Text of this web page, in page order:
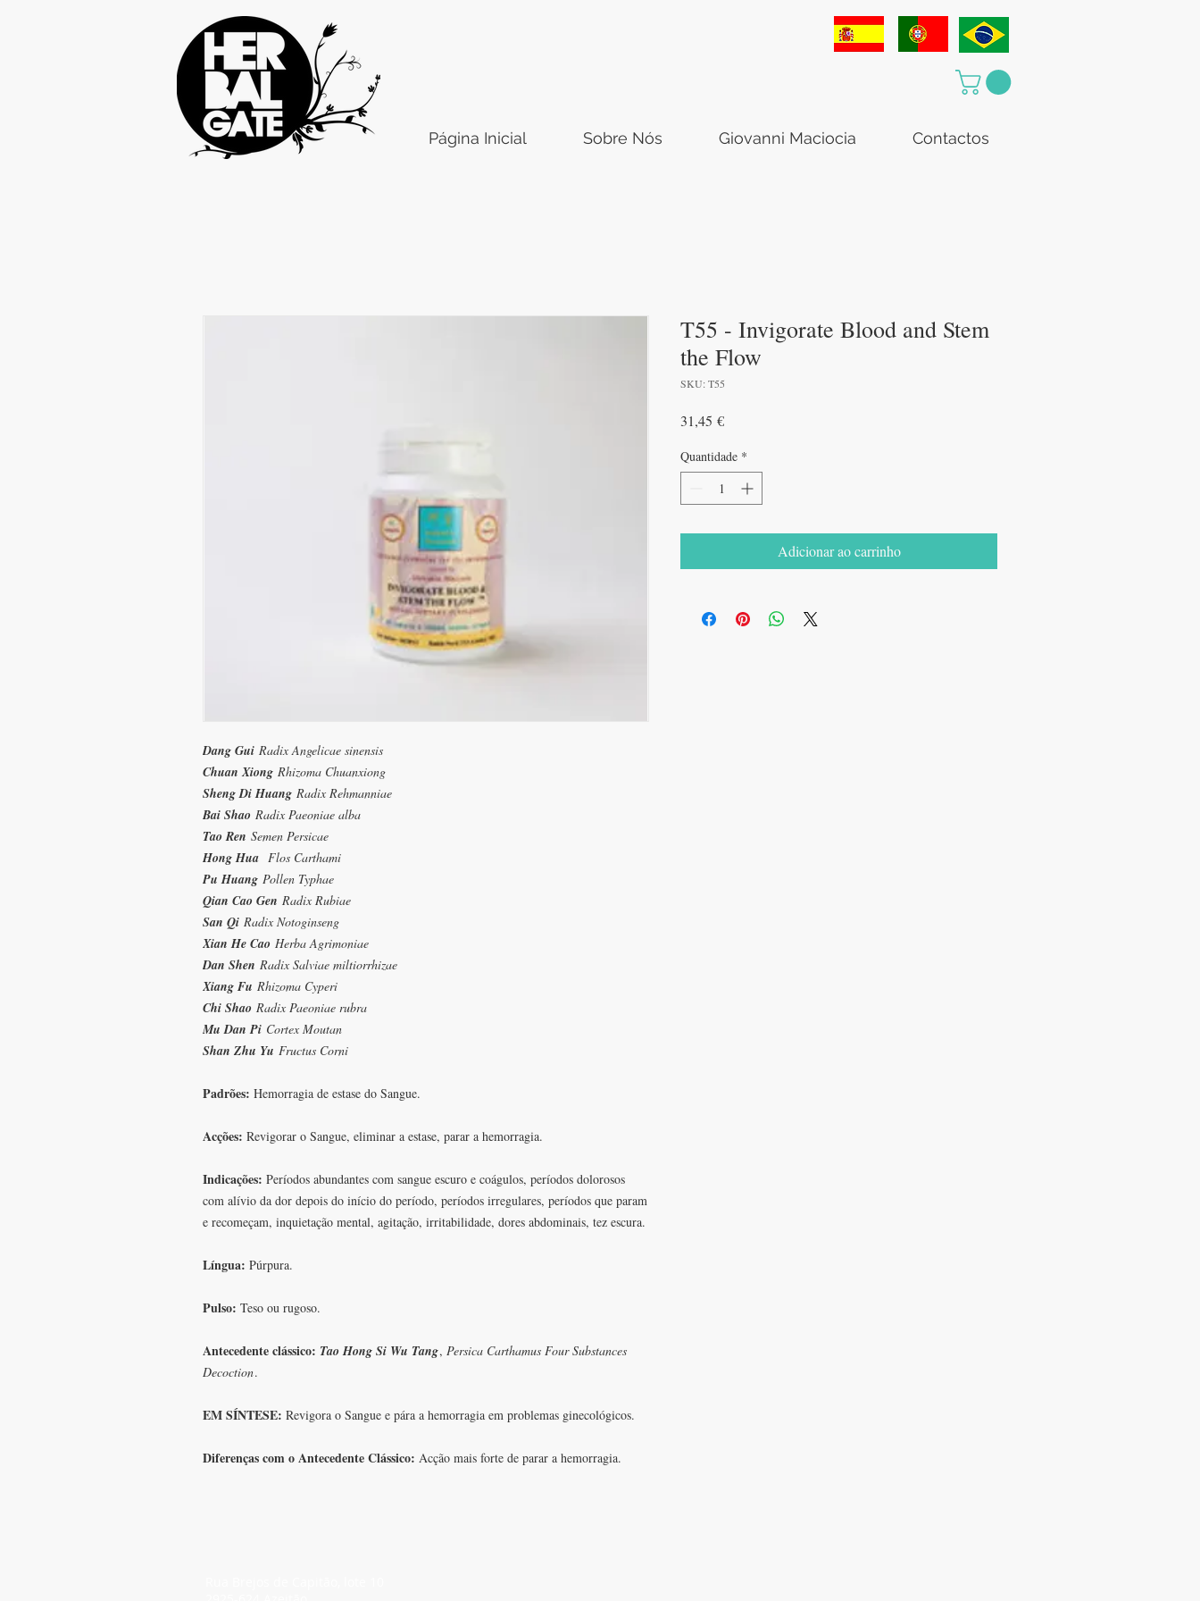
Página Inicial Sobre Nós Giovanni Maciocia Contactos
Dang Gui Radix Angelicae sinensis
Chuan Xiong Rhizoma Chuanxiong
Sheng Di Huang Radix Rehmanniae
Bai Shao Radix Paeoniae alba
Tao Ren Semen Persicae
Hong Hua Flos Carthami
Pu Huang Pollen Typhae
Qian Cao Gen Radix Rubiae
San Qi Radix Notoginseng
Xian He Cao Herba Agrimoniae
Dan Shen Radix Salviae miltiorrhizae
Xiang Fu Rhizoma Cyperi
Chi Shao Radix Paeoniae rubra
Mu Dan Pi Cortex Moutan
Shan Zhu Yu Fructus Corni
Padrões: Hemorragia de estase do Sangue.
Acções: Revigorar o Sangue, eliminar a estase, parar a hemorragia.
Indicações: Períodos abundantes com sangue escuro e coágulos, períodos dolorosos
com alívio da dor depois do início do período, períodos irregulares, períodos que param
e recomeçam, inquietação mental, agitação, irritabilidade, dores abdominais, tez escura.
Língua: Púrpura.
Pulso: Teso ou rugoso.
Antecedente clássico: Tao Hong Si Wu Tang, Persica Carthamus Four Substances
Decoction.
EM SÍNTESE: Revigora o Sangue e pára a hemorragia em problemas ginecológicos.
Diferenças com o Antecedente Clássico: Acção mais forte de parar a hemorragia.
T55 - Invigorate Blood and Stem
the Flow
SKU: T55
31,45 €Preço
Quantidade *
Adicionar ao carrinho